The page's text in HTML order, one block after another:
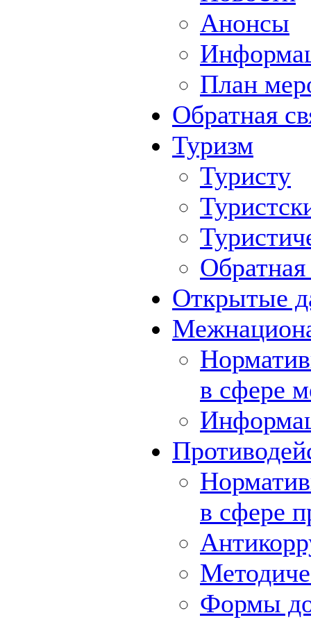
Анонсы
План
Обратная
Туризм
Туристу
Обратная
Открытые
в сфере
в сфере
Формы